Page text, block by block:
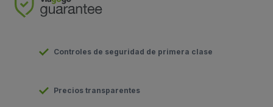
Controles de seguridad de primera clase
Precios transparentes